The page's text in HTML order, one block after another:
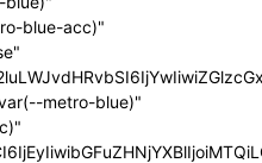
blue-acc)"
metro-blue)"